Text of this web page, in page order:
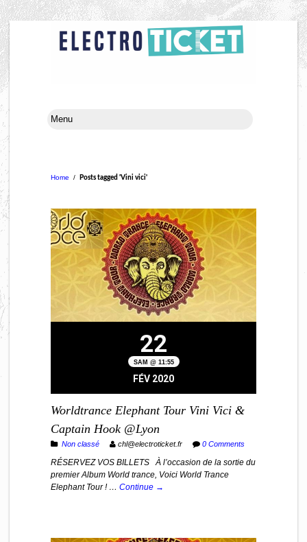
Home / Posts tagged 'Vini vici'
22
SAM @ 11:55
FÉV 2020
Worldtrance Elephant Tour Vini Vici &
Captain Hook @Lyon
Non classé chl@electroticket.fr 0 Comments
RÉSERVEZ VOS BILLETS À l’occasion de la sortie du
premier Album World trance, Voici World Trance
Elephant Tour ! … Continue →